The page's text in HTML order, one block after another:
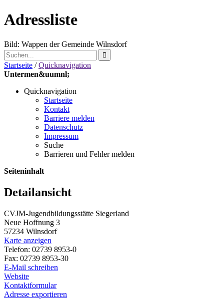
Adressliste
Bild: Wappen der Gemeinde Wilnsdorf
Startseite /Quicknavigation
Untermen&uumnl;
Quicknavigation
Startseite
Kontakt
Barriere melden
Datenschutz
Impressum
Suche
Barrieren und Fehler melden
Seiteninhalt
Detailansicht
CVJM-Jugendbildungsstätte Siegerland
Neue Hoffnung 3
57234 Wilnsdorf
Karte anzeigen
Telefon: 02739 8953-0
Fax: 02739 8953-30
E-Mail schreiben
Website
Kontaktformular
Adresse exportieren